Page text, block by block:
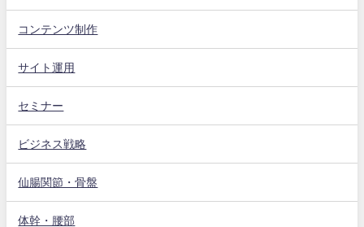
コンテンツ制作
サイト運用
セミナー
ビジネス戦略
仙腸関節・骨盤
体幹・腰部